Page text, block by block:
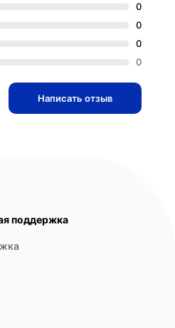
0
0
0
0
Написать отзыв
поддержка